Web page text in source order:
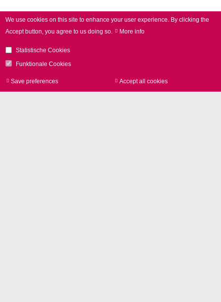
We use cookies on this site to enhance your user experience. By clicking the
Accept button, you agree to us doing so.
More info
Statistische Cookies
Funktionale Cookies
Save preferences Accept all cookies